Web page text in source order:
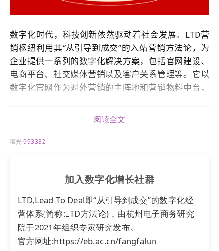
数字化时代，科技创新依然驱动着社会发展。LTD营
销枢纽利用其“从引导到成交”的入站营销方法论，为
企业提供一系列的数字化解决方案，包括官网建设、
电商平台、社交媒体营销以及客户关系管理等。它以
数字化官网作为对外营销的主阵地和营销物料中台，
阅读全文
曝光993332
加入数字化增长社群
LTD,Lead To Deal即“从引导到成交”的数字化经
营体系(简称:LTD方法论)，由杭州电子商务研究
院于2021年组织专家研究发布。
官方网址:https://eb.ac.cn/fangfalun